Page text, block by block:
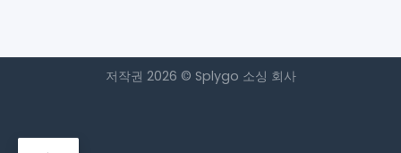
저작권 2026 © Splygo 소싱 회사